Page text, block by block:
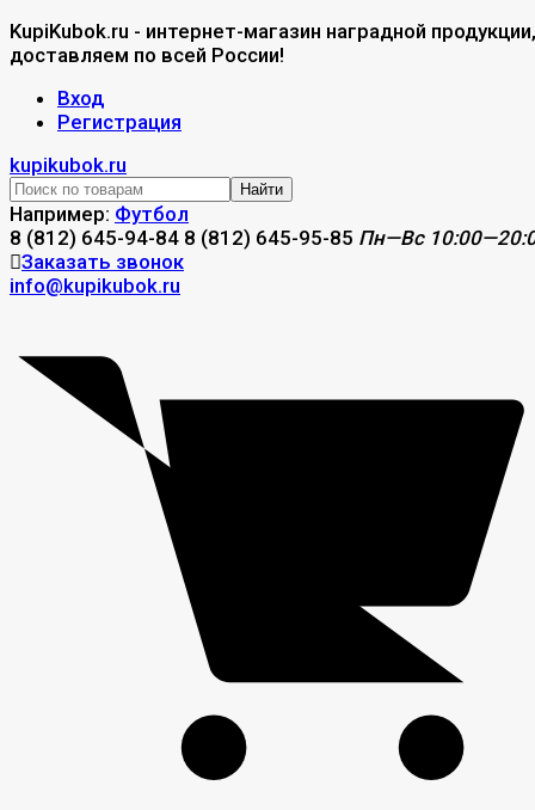
KupiKubok.ru - интернет-магазин наградной продукции,
доставляем по всей России!
Вход
Регистрация
kupikubok.ru
Найти
Например: Футбол
8 (812) 645-94-84 8 (812) 645-95-85 Пн—Вс
Заказать звонок
info@kupikubok.ru